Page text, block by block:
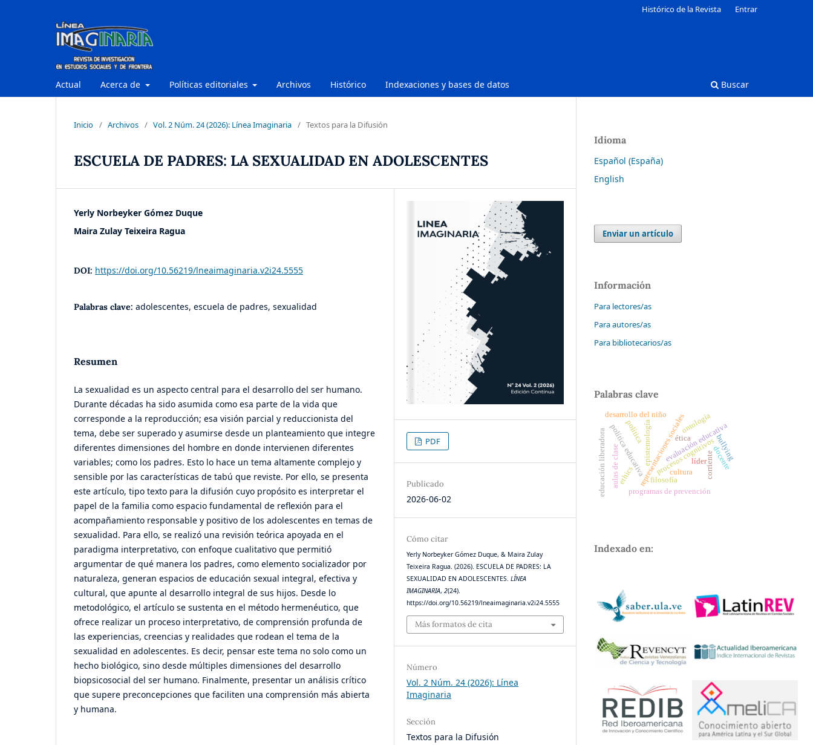
Actual Acerca de Políticas editoriales Archivos Histórico Indexaciones y bases de datos Buscar
Histórico de la Revista Entrar
Inicio / Archivos / Vol. 2 Núm. 24 (2026): Línea Imaginaria / Textos para la Difusión
ESCUELA DE PADRES: LA SEXUALIDAD EN ADOLESCENTES
Yerly Norbeyker Gómez Duque
Maira Zulay Teixeira Ragua
DOI: https://doi.org/10.56219/lneaimaginaria.v2i24.5555
Palabras clave: adolescentes, escuela de padres, sexualidad
Resumen
La sexualidad es un aspecto central para el desarrollo del ser humano.
Durante décadas ha sido asumida como esa parte de la vida que
corresponde a la reproducción; esa visión parcial y reduccionista del
tema, debe ser superado y asumirse desde un planteamiento que integre
diferentes dimensiones del hombre en donde intervienen diferentes
variables; como los padres. Esto lo hace un tema altamente complejo y
sensible por las características de tabú que reviste. Por ello, se presenta
este artículo, tipo texto para la difusión cuyo propósito es interpretar el
papel de la familia como espacio fundamental de reflexión para el
acompañamiento responsable y positivo de los adolescentes en temas de
sexualidad. Para ello, se realizó una revisión teórica apoyada en el
paradigma interpretativo, con enfoque cualitativo que permitió
argumentar de qué manera los padres, como elemento socializador por
naturaleza, generan espacios de educación sexual integral, efectiva y
cultural, que apunte al desarrollo integral de sus hijos. Desde lo
metodológico, el artículo se sustenta en el método hermenéutico, que
ofrece realizar un proceso interpretativo, de comprensión profunda de
las experiencias, creencias y realidades que rodean el tema de la
sexualidad en adolescentes. Es decir, pensar este tema no solo como un
hecho biológico, sino desde múltiples dimensiones del desarrollo
biopsicosocial del ser humano. Finalmente, presentar un análisis crítico
que supere preconcepciones que faciliten una comprensión más abierta
y humana.
PDF
Publicado
2026-06-02
Cómo citar
Yerly Norbeyker Gómez Duque, & Maira Zulay
Teixeira Ragua. (2026). ESCUELA DE PADRES: LA
SEXUALIDAD EN ADOLESCENTES.LÍNEA
IMAGINARIA,2(24).
https://doi.org/10.56219/lneaimaginaria.v2i24.5555
Más formatos de cita
Número
Vol. 2 Núm. 24 (2026): Línea
Imaginaria
Sección
Textos para la Difusión
Idioma
Español (España)
English
Enviar un artículo
Información
Para lectores/as
Para autores/as
Para bibliotecarios/as
Palabras clave
representaciones sociales líder
política educativa
programas de prevención
procesos cognitivos
evaluación educativa
política ética
ethics
desarrollo del niño
epistemología corriente
filosofía
ontología
bullying
aulas de clase docente
educación liberadora cultura
Indexado en: